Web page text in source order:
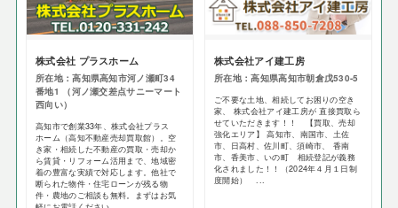
株式会社 プラスホーム
所在地：高知県高知市河ノ瀬町34
番地1 （河ノ瀬交差点サニーマート
西向い）
高知市で創業33年、株式会社プラス
ホーム（高知不動産売却買取館）。空
き家・相続した不動産の買取・売却か
ら賃貸・リフォーム活用まで、地域密
着の豊富な実績で対応します。他社で
断られた物件・住宅ローンが残る物
件・農地のご相談も無料。まずはお気
株式会社アイ建工房
所在地：高知県高知市朝倉戊530-5
ご不要な土地、相続してお困りの空き
家、 株式会社アイ建工房が 直接買取ら
せていただきます！！ 【買取、売却
強化エリア】 高知市、南国市、土佐
市、日高村、佐川町、須崎市、 香南
市、香美市、いの町 相続登記が義務
化されました！！（2024年４月１日制
度開始） ...